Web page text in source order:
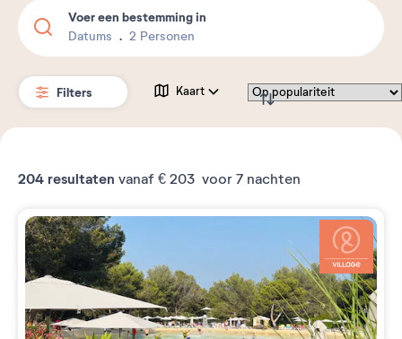
Voer een bestemming in
Datums 2 Personen
Filters Kaart
204 resultaten vanaf € 203 voor 7 nachten